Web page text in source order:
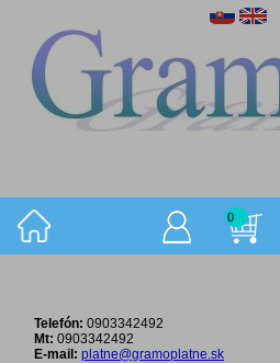
0
Telefón: 0903342492
Mt: 0903342492
E-mail: platne@gramoplatne.sk